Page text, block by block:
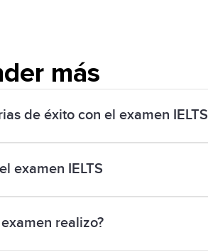
más
de éxito con el examen IELTS
examen IELTS
realizo?